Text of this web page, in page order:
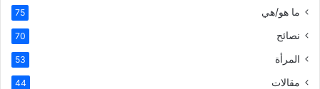
ما هو/هي 75
نصائح 70
المرأة 53
مقالات 44